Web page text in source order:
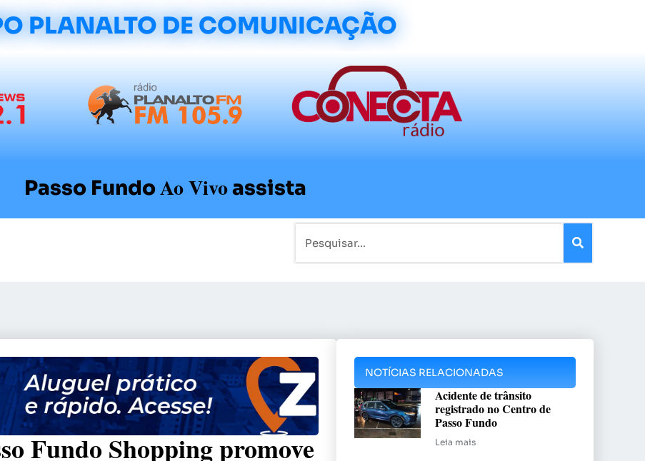
PLANALTO DE COMUNICAÇÃO
Passo FundoAo Vivoassista
Fundo Shopping promove
NOTÍCIAS RELACIONADAS
Acidente de trânsito
registrado no Centro de
Passo Fundo
Leia mais